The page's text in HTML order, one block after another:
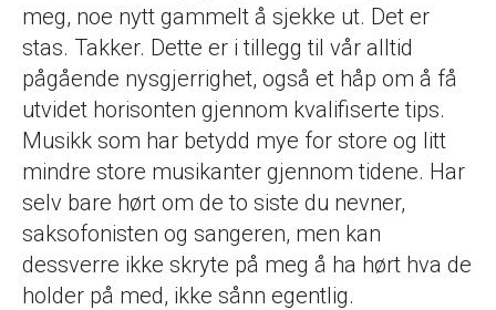
meg, noe nytt gammelt å sjekke ut. Det er
stas. Takker. Dette er i tillegg til vår alltid
pågående nysgjerrighet, også et håp om å få
utvidet horisonten gjennom kvalifiserte tips.
Musikk som har betydd mye for store og litt
mindre store musikanter gjennom tidene. Har
selv bare hørt om de to siste du nevner,
saksofonisten og sangeren, men kan
dessverre ikke skryte på meg å ha hørt hva de
holder på med, ikke sånn egentlig.